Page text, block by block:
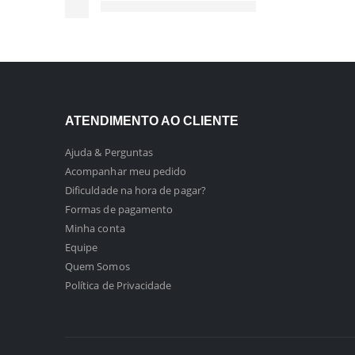
ATENDIMENTO AO CLIENTE
Ajuda & Perguntas
Acompanhar meu pedido
Dificuldade na hora de pagar?
Formas de pagamento
Minha conta
Equipe
Quem Somos
Política de Privacidade